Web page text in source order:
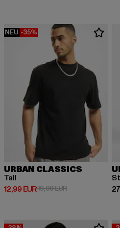
NEU -35%
URBAN CLASSICS
Tall
12,99 EUR
Derzeitiger Preis: 12,99 EUR
19,99 EURAktionspreis: